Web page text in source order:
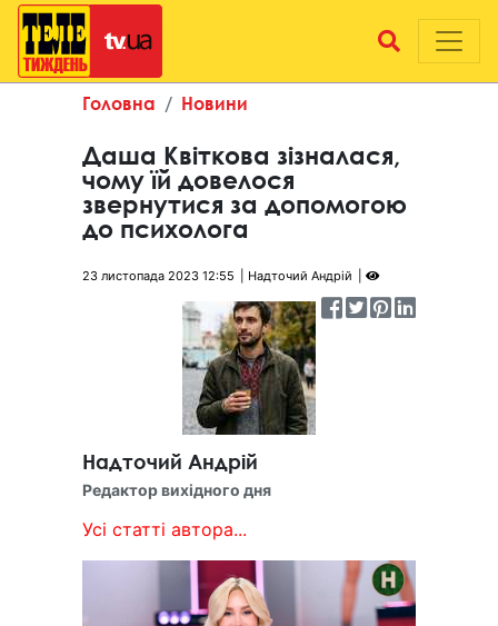
Головна Новини
Даша Квіткова зізналася,
чому їй довелося
звернутися за допомогою
до психолога
23 листопада 2023 12:55 Надточий Андрій
Надточий Андрій
Редактор вихідного дня
Усі статті автора...